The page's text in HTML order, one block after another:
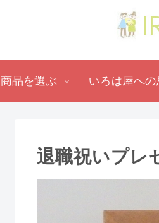
商品を選ぶ いろは屋への
退職祝いプレ